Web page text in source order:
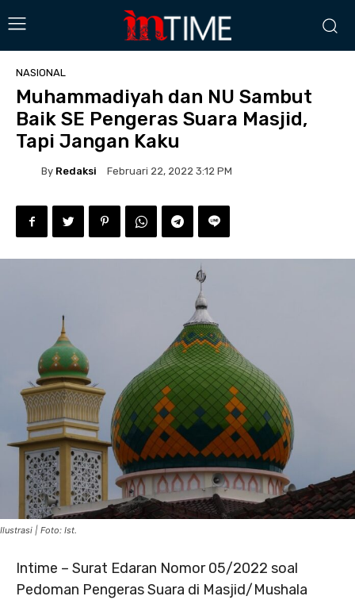
NASIONAL
Muhammadiyah dan NU Sambut
Baik SE Pengeras Suara Masjid,
Tapi Jangan Kaku
By Redaksi Februari 22, 2022 3:12 PM
Ilustrasi | Foto: Ist.
Intime – Surat Edaran Nomor 05/2022 soal
Pedoman Pengeras Suara di Masjid/Mushala